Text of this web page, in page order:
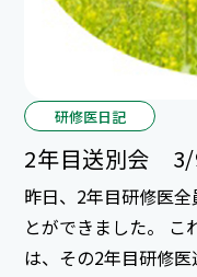
研修医日記
2年目送別会 3/
昨日、2年目研修医
とができました。 こ
は、その2年目研修